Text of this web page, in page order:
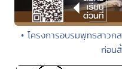
• โครงการอบรมพุทธสาวก
ก่อน